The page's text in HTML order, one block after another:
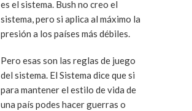
es el sistema. Bush no creo el
sistema, pero si aplica al máximo la
presión a los países más débiles.
Pero esas son las reglas de juego
del sistema. El Sistema dice que si
para mantener el estilo de vida de
una país podes hacer guerras o